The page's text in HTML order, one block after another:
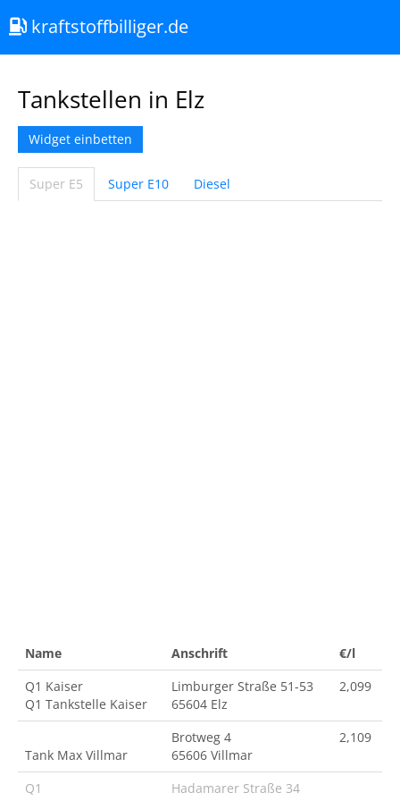
kraftstoffbilliger.de
Tankstellen in Elz
Widget einbetten
Super E5 Super E10 Diesel
Name Anschrift
€/l
Q1 Kaiser
Q1 Tankstelle Kaiser
Limburger Straße 51-53
65604 Elz
2,099
Tank Max Villmar
Brotweg 4
65606 Villmar
2,109
Q1
Hadamarer Straße 34